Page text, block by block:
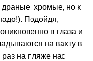
драные, хромые, но к
Подойдя,
в глаза и
на вахту в
раз на пляже нас